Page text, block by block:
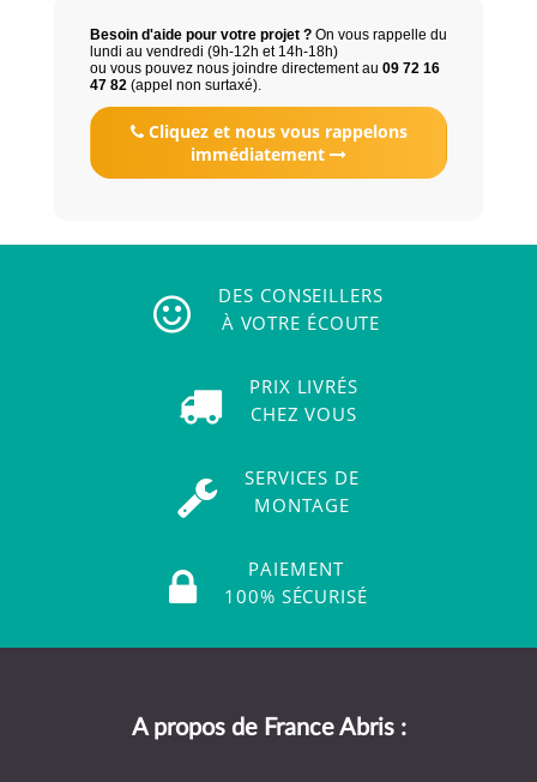
Besoin d'aide pour votre projet ? On vous rappelle du
lundi au vendredi (9h-12h et 14h-18h)
ou vous pouvez nous joindre directement au 09 72 16
47 82 (appel non surtaxé).
Cliquez et nous vous rappelons
immédiatement
DES CONSEILLERS
À VOTRE ÉCOUTE
PRIX LIVRÉS
CHEZ VOUS
SERVICES DE
MONTAGE
PAIEMENT
100% SÉCURISÉ
A propos de France Abris :